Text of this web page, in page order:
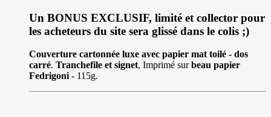
Un BONUS EXCLUSIF, limité et collector pour
les acheteurs du site sera glissé dans le colis ;)
Couverture cartonnée luxe avec papier mat toilé - dos
carré. Tranchefile et signet, Imprimé surbeau papier
Fedrigoni - 115g.